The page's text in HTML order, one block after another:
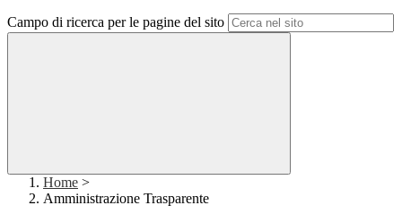
Campo di ricerca per le pagine del sito
Home >
Amministrazione Trasparente